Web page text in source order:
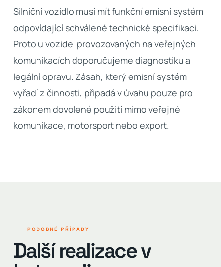
Silniční vozidlo musí mít funkční emisní systém
odpovídající schválené technické specifikaci.
Proto u vozidel provozovaných na veřejných
komunikacích doporučujeme diagnostiku a
legální opravu. Zásah, který emisní systém
vyřadí z činnosti, připadá v úvahu pouze pro
zákonem dovolené použití mimo veřejné
komunikace, motorsport nebo export.
PODOBNÉ PŘÍPADY
Další realizace v